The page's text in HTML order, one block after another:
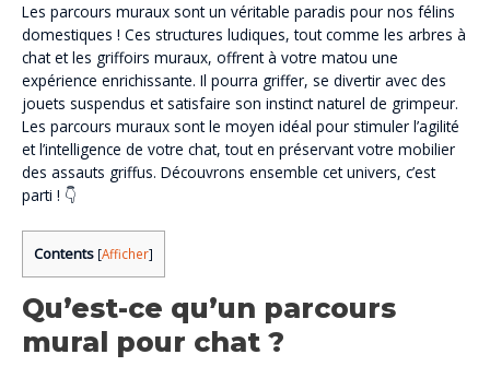
Les parcours muraux sont un véritable paradis pour nos félins
domestiques ! Ces structures ludiques, tout comme les arbres à
chat et les griffoirs muraux, offrent à votre matou une
expérience enrichissante. Il pourra griffer, se divertir avec des
jouets suspendus et satisfaire son instinct naturel de grimpeur.
Les parcours muraux sont le moyen idéal pour stimuler l’agilité
et l’intelligence de votre chat, tout en préservant votre mobilier
des assauts griffus. Découvrons ensemble cet univers, c’est
parti ! 👇
Contents [Afficher]
Qu’est-ce qu’un parcours
mural pour chat ?